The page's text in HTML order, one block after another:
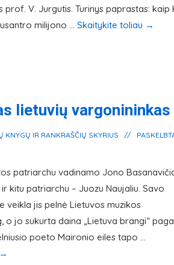
V. Jurgutis. Turinys paprastas: kaip
milijono … Skaitykite toliau →
lietuvių vargonininkas
KNYGŲ IR RANKRAŠČIŲ SKYRIUS
patriarchu vadinamo Jono
kitu patriarchu – Juozu Naujaliu. Savo
veikla jis pelnė Lietuvos muzikos
o jo sukurta daina „Lietuva brangi“
poeto Maironio eiles tapo …
→